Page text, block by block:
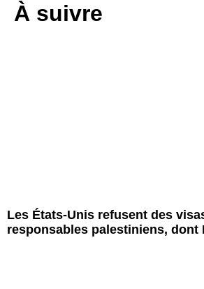
À suivre
Les États-Unis refusent des
responsables palestiniens, dont